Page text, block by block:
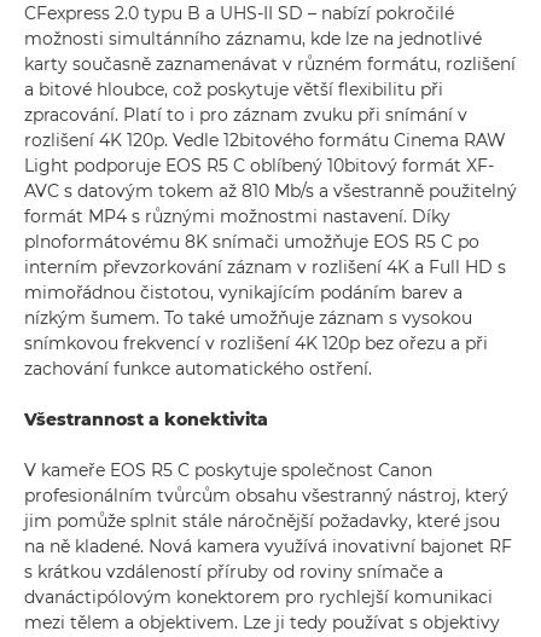
CFexpress 2.0 typu B a UHS-II SD – nabízí pokročilé
možnosti simultánního záznamu, kde lze na jednotlivé
karty současně zaznamenávat v různém formátu, rozlišení
a bitové hloubce, což poskytuje větší flexibilitu při
zpracování. Platí to i pro záznam zvuku při snímání v
rozlišení 4K 120p. Vedle 12bitového formátu Cinema RAW
Light podporuje EOS R5 C oblíbený 10bitový formát XF-
AVC s datovým tokem až 810 Mb/s a všestranně použitelný
formát MP4 s různými možnostmi nastavení. Díky
plnoformátovému 8K snímači umožňuje EOS R5 C po
interním převzorkování záznam v rozlišení 4K a Full HD s
mimořádnou čistotou, vynikajícím podáním barev a
nízkým šumem. To také umožňuje záznam s vysokou
snímkovou frekvencí v rozlišení 4K 120p bez ořezu a při
zachování funkce automatického ostření.
Všestrannost a konektivita
V kameře EOS R5 C poskytuje společnost Canon
profesionálním tvůrcům obsahu všestranný nástroj, který
jim pomůže splnit stále náročnější požadavky, které jsou
na ně kladené. Nová kamera využívá inovativní bajonet RF
s krátkou vzdáleností příruby od roviny snímače a
dvanáctipólovým konektorem pro rychlejší komunikaci
mezi tělem a objektivem. Lze ji tedy používat s objektivy